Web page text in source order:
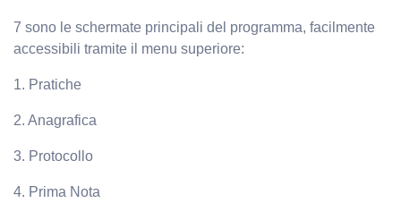
7 sono le schermate principali del programma, facilmente
accessibili tramite il menu superiore:
1. Pratiche
2. Anagrafica
3. Protocollo
4. Prima Nota